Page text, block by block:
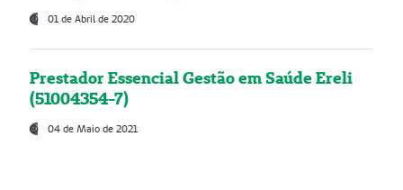
01 de Abril de 2020
Prestador Essencial Gestão em Saúde Ereli
(51004354-7)
04 de Maio de 2021